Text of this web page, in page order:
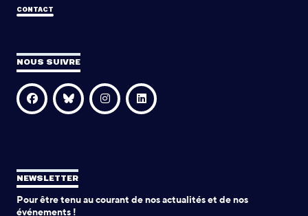
CONTACT
NOUS SUIVRE
NEWSLETTER
Pour être tenu au courant de nos actualités et de nos
événements !